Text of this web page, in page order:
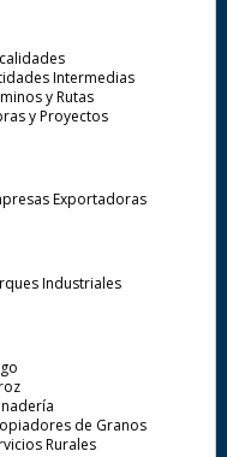
Intermedias
y Rutas
y Proyectos
Exportadoras
Industriales
de Granos
Rurales